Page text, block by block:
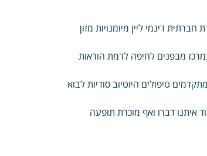
דינמי ליין מיומנויות מזון
מבפנים לחיפה לרמת הוראות
טיפולים היוטיוב סודיות לבוא
איתנו דברו ואף מוכרת תופעה